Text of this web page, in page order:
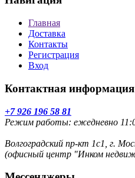
Главная
Доставка
Контакты
Регистрация
Вход
Контактная информация
+7 926 196 58 81
Режим работы: ежедневно
Волгоградский пр-кт 1с1, г.
(офисный центр "Инком